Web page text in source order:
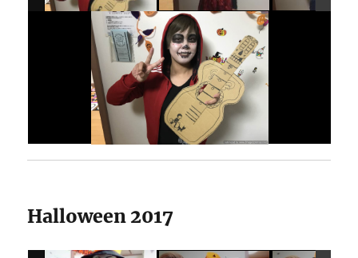
Halloween 2017